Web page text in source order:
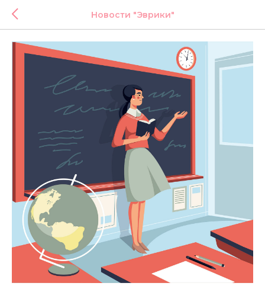
Новости "Эврики"